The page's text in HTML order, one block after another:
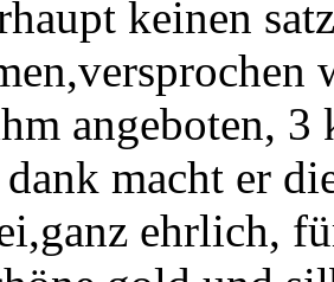
keinen
angeboten, 3
macht er
ehrlich,